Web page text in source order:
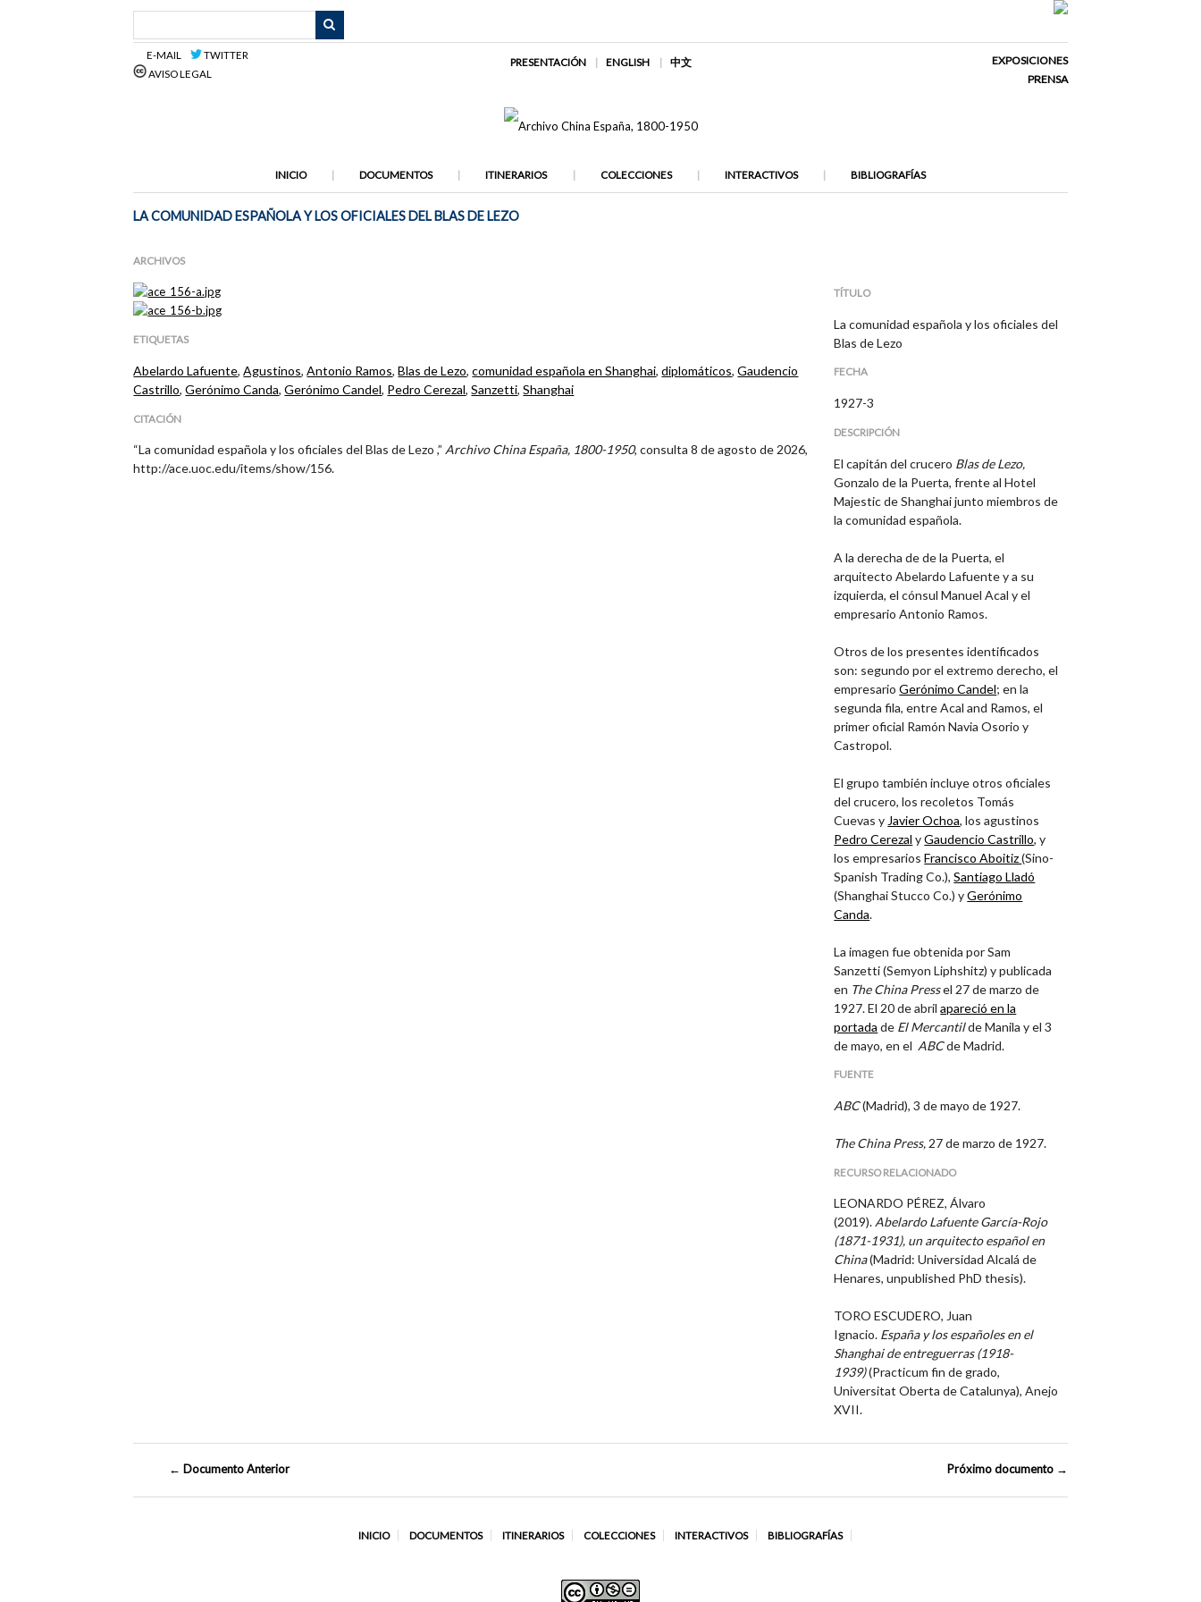
E-MAIL
TWITTER
AVISO LEGAL
PRESENTACIÓN ENGLISH 中文
EXPOSICIONES
PRENSA
INICIO DOCUMENTOS ITINERARIOS COLECCIONES INTERACTIVOS BIBLIOGRAFÍAS
LA COMUNIDAD ESPAÑOLA Y LOS OFICIALES DEL BLAS DE LEZO
ARCHIVOS
ETIQUETAS
Abelardo Lafuente,Agustinos,Antonio Ramos,Blas de Lezo,comunidad española en Shanghai,diplomáticos,Gaudencio
Castrillo,Gerónimo Canda,Gerónimo Candel, Pedro Cerezal,Sanzetti,Shanghai
CITACIÓN
“La comunidad española y los oficiales del Blas de Lezo ,”Archivo China España, 1800-1950, consulta 8 de agosto de 2026,
http://ace.uoc.edu/items/show/156.
TÍTULO
La comunidad española y los oficiales del
Blas de Lezo
FECHA
1927-3
DESCRIPCIÓN
El capitán del crucero Blas de Lezo,
Gonzalo de la Puerta, frente al Hotel
Majestic de Shanghai junto miembros de
la comunidad española.
A la derecha de de la Puerta, el
arquitecto Abelardo Lafuente y a su
izquierda, el cónsul Manuel Acal y el
empresario Antonio Ramos.
Otros de los presentes identificados
son: segundo por el extremo derecho, el
empresarioGerónimo Candel; en la
segunda fila, entre Acal and Ramos, el
primer oficial Ramón Navia Osorio y
Castropol.
El grupo también incluye otros oficiales
del crucero, los recoletos Tomás
Cuevas y Javier Ochoa, los agustinos
Pedro Cerezal yGaudencio Castrillo, y
los empresariosFrancisco Aboitiz(Sino-
Spanish Trading Co.),Santiago Lladó
(Shanghai Stucco Co.) yGerónimo
Canda.
La imagen fue obtenida por Sam
Sanzetti (Semyon Liphshitz) y publicada
en The China Pressel 27 de marzo de
1927. El 20 de abrilapareció en la
portada de El Mercantilde Manila y el 3
de mayo, en el ABCde Madrid.
FUENTE
ABC(Madrid), 3 de mayo de 1927.
The China Press, 27 de marzo de 1927.
RECURSO RELACIONADO
LEONARDO PÉREZ, Álvaro
(2019).Abelardo Lafuente García-Rojo
(1871-1931), un arquitecto español en
China(Madrid: Universidad Alcalá de
Henares, unpublished PhD thesis).
TORO ESCUDERO, Juan
Ignacio. España y los españoles en el
Shanghai de entreguerras (1918-
1939)(Practicum fin de grado,
Universitat Oberta de Catalunya), Anejo
XVII.
← Documento Anterior Próximo documento →
INICIO DOCUMENTOS ITINERARIOS COLECCIONES INTERACTIVOS BIBLIOGRAFÍAS